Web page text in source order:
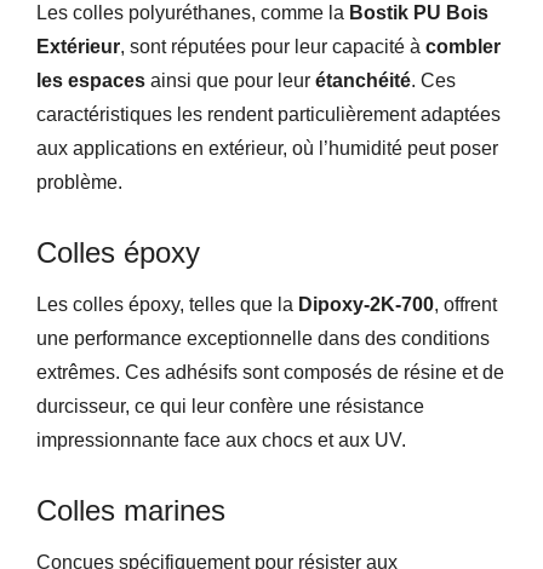
Les colles polyuréthanes, comme la Bostik PU Bois
Extérieur, sont réputées pour leur capacité à combler
les espaces ainsi que pour leur étanchéité. Ces
caractéristiques les rendent particulièrement adaptées
aux applications en extérieur, où l’humidité peut poser
problème.
Colles époxy
Les colles époxy, telles que la Dipoxy-2K-700, offrent
une performance exceptionnelle dans des conditions
extrêmes. Ces adhésifs sont composés de résine et de
durcisseur, ce qui leur confère une résistance
impressionnante face aux chocs et aux UV.
Colles marines
Conçues spécifiquement pour résister aux